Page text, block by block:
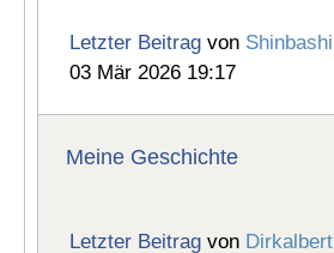
Letzter Beitrag von Shinbashi
03 Mär 2026 19:17
Meine Geschichte
Letzter Beitrag von Dirkalbert